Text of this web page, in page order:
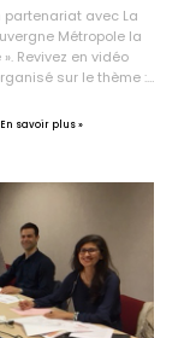
partenariat avec La
Métropole la
Revivez en vidéo
sur le thème :
En savoir plus »